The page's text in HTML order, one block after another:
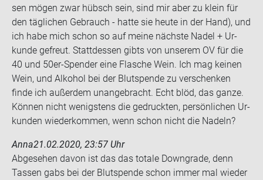
sen mögen zwar hübsch sein, sind mir aber zu klein für
den täg­li­chen Ge­brauch - hatte sie heute in der Hand), und
ich habe mich schon so auf meine nächs­te Nadel + Ur­
kun­de ge­freut. Statt­des­sen gibts von un­se­rem OV für die
40 und 50er-​Spender eine Fla­sche Wein. Ich mag kei­nen
Wein, und Al­ko­hol bei der Blut­spen­de zu ver­schen­ken
finde ich au­ßer­dem un­an­ge­bracht. Echt blöd, das ganze.
Kön­nen nicht we­nigs­tens die ge­druck­ten, per­sön­li­chen Ur­
kun­den wie­der­kom­men, wenn schon nicht die Na­deln?
Anna21.02.2020, 23:57 Uhr
Ab­ge­se­hen davon ist das das to­ta­le Down­gra­de, denn
Tas­sen gabs bei der Blut­spen­de schon immer mal wie­der